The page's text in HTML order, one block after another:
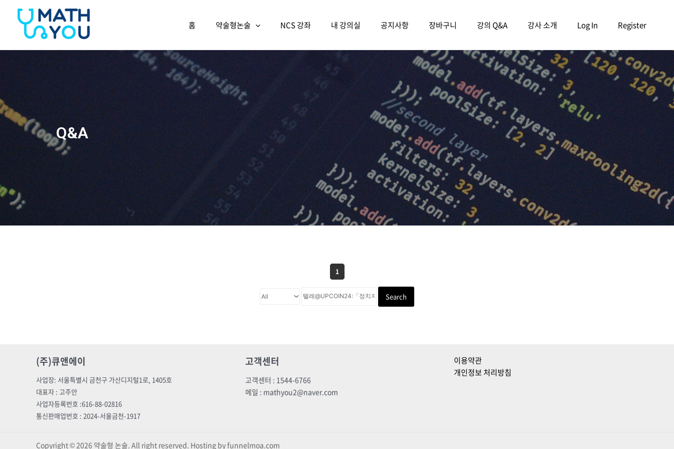
건너뛰기
홈 약술형논술 NCS 강좌 내 강의실 공지사항 장바구니 강의 Q&A 강사 소개 Log In Register
Q&A
1
Search
(주)큐앤에이
사업장: 서울특별시 금천구 가산디지털1로, 1405호
대표자 : 고주안
사업자등록번호 :616-88-02816
통신판매업번호 : 2024-서울금천-1917
고객센터
고객센터 : 1544-6766
메일 : mathyou2@naver.com
이용약관
개인정보 처리방침
Copyright © 2026 약술형 논술. All right reserved. Hosting by funnelmoa.com